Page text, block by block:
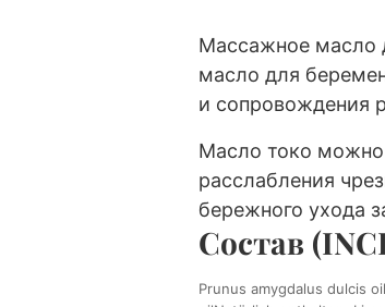
Массажное масло
масло для
и сопровождения
Масло токо можно
расслабления
бережного ухода
Состав
Prunus amygdalus dulcis